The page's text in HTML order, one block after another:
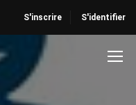
S'inscrire S'identifier